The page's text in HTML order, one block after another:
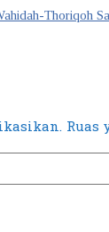
Thoriqoh
Ruas